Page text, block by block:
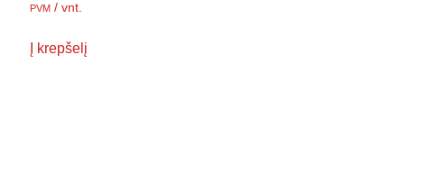
PVM / vnt.
Į krepšelį